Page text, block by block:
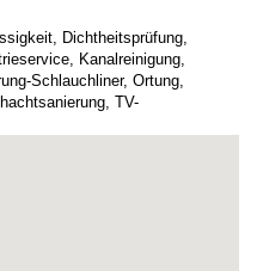
Dichtheitsprüfung,
Kanalreinigung,
Schlauchliner, Ortung,
TV-